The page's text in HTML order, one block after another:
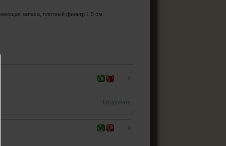
запаха, плотный фильтр 1,5 см.
Цитировать